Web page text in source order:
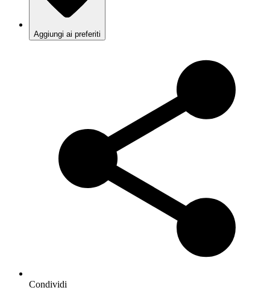
Aggiungi ai preferiti
Condividi